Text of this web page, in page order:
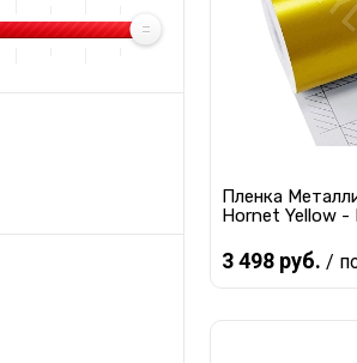
Пленка
Hornet Yellow -
3 498 руб. /